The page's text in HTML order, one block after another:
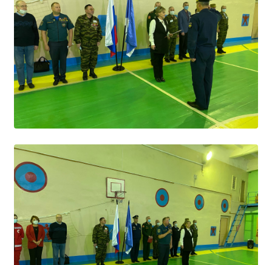
УЧЕБНАЯ РАБОТА
Расписание занятий
Заочное отделение
Локальные акты
ВОСПИТАТЕЛЬНАЯ РАБОТА
Безопасность на железной дороге
Дополнительное образование
Информационная безопасность
Информация для детей-сирот
Памятные даты военной истории
Пожарная безопасность
Программа воспитания
Противодействие терроризму